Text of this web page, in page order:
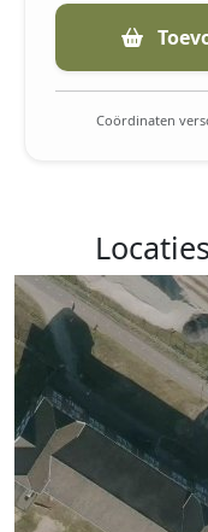
Coördinaten